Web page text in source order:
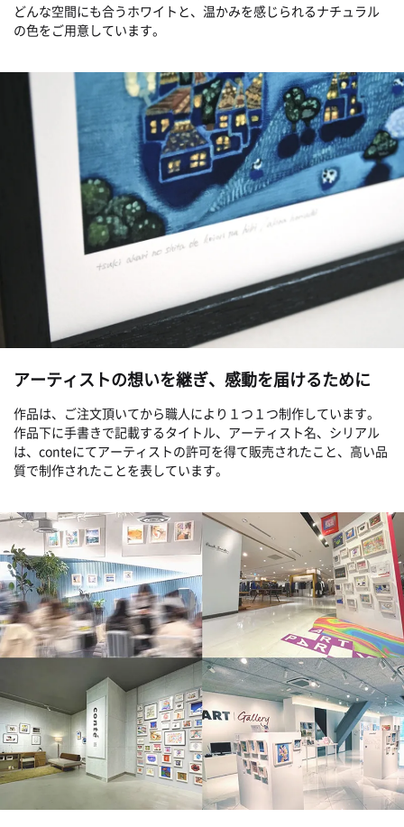
どんな空間にも合うホワイトと、温かみを感じられるナチュラル
の色をご用意しています。
アーティストの想いを継ぎ、感動を届けるために
作品は、ご注文頂いてから職人により１つ１つ制作しています。
作品下に手書きで記載するタイトル、アーティスト名、シリアル
は、conteにてアーティストの許可を得て販売されたこと、高い品
質で制作されたことを表しています。